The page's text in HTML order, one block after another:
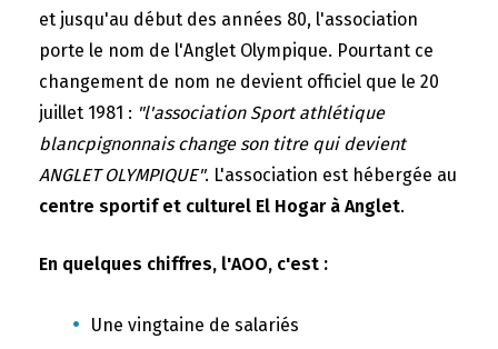
et jusqu'au début des années 80, l'association
porte le nom de l'Anglet Olympique. Pourtant ce
changement de nom ne devient officiel que le 20
juillet 1981 : "l'association Sport athlétique
blancpignonnais change son titre qui devient
ANGLET OLYMPIQUE". L'association est hébergée au
centre sportif et culturel El Hogar à Anglet.
En quelques chiffres, l'AOO, c'est :
Une vingtaine de salariés